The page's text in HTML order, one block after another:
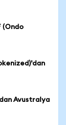
(Ondo
Avustralya